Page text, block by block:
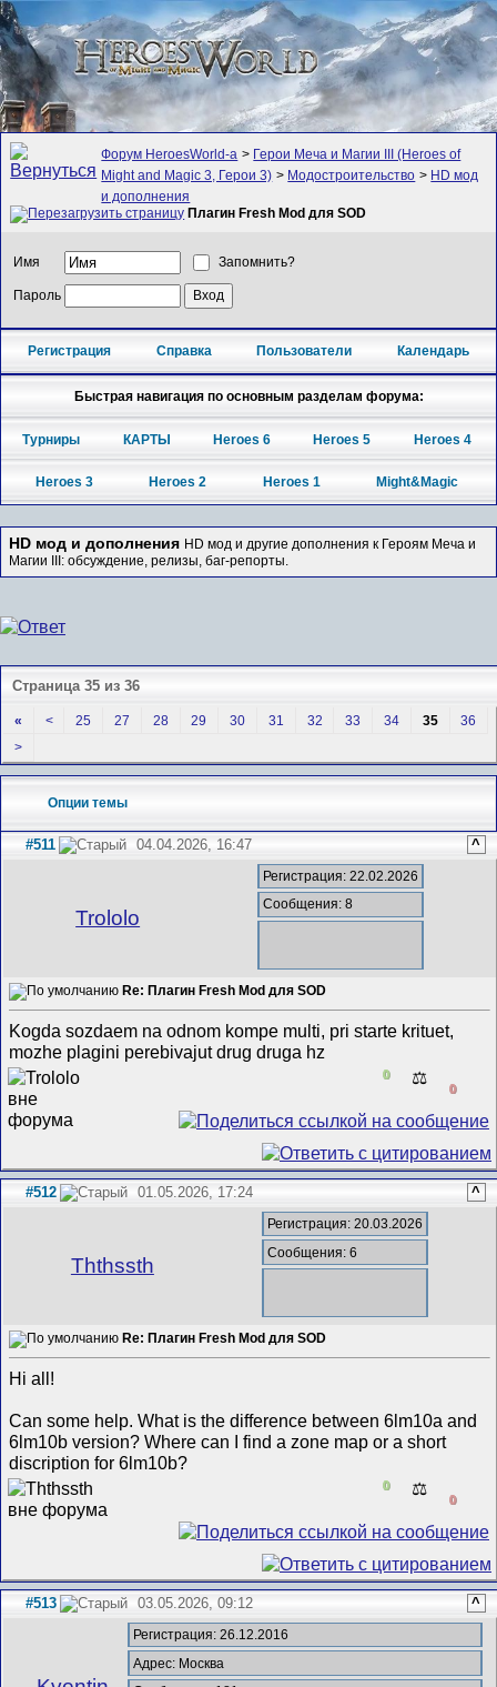
Форум HeroesWorld-а > Герои Меча и Магии III (Heroes of
Might and Magic 3, Герои 3) > Модостроительство > HD мод
и дополнения
Плагин Fresh Mod для SOD
Имя Запомнить?
Пароль
Регистрация Справка Пользователи Календарь
Быстрая навигация по основным разделам форума:
Турниры КАРТЫ Heroes 6 Heroes 5 Heroes 4
Heroes 3 Heroes 2 Heroes 1 Might&Magic
HD мод и дополнения HD мод и другие дополнения к Героям Меча и
Магии III: обсуждение, релизы, баг-репорты.
Страница 35 из 36
« < 25 27 28 29 30 31 32 33 34 35
36
>
Опции темы
#511 04.04.2026, 16:47 ^
Trololo
Регистрация: 22.02.2026
Сообщения: 8
Re: Плагин Fresh Mod для SOD
Kogda sozdaem na odnom kompe multi, pri starte krituet,
mozhe plagini perebivajut drug druga hz
0 ⚖️
0
#512 01.05.2026, 17:24 ^
Ththssth
Регистрация: 20.03.2026
Сообщения: 6
Re: Плагин Fresh Mod для SOD
Hi all!
Can some help. What is the difference between 6lm10a and
6lm10b version? Where can I find a zone map or a short
discription for 6lm10b?
0 ⚖️
0
#513 03.05.2026, 09:12 ^
Регистрация: 26.12.2016
Адрес: Москва